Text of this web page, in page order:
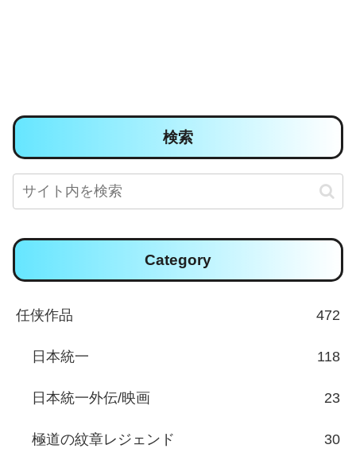
検索
Category
任侠作品 472
日本統一 118
日本統一外伝/映画 23
極道の紋章レジェンド 30